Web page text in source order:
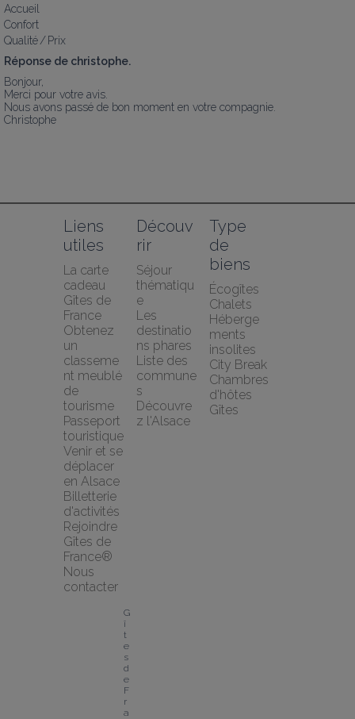
Accueil
Confort
Qualité / Prix
Réponse de christophe.
Bonjour,
Merci pour votre avis.
Nous avons passé de bon moment en votre compagnie.
Christophe
Liens
utiles
La carte
cadeau
Gîtes de
France
Obtenez
un
classeme
nt meublé
de
tourisme
Passeport
touristique
Venir et se
déplacer
en Alsace
Billetterie
d'activités
Rejoindre
Gîtes de
France®
Nous
contacter
Découv
rir
Séjour
thématiqu
e
Les
destinatio
ns phares
Liste des
commune
s
Découvre
z l'Alsace
Type
de
biens
Écogîtes
Chalets
Héberge
ments
insolites
City Break
Chambres
d'hôtes
Gîtes
G
î
t
e
s
d
e
F
r
a